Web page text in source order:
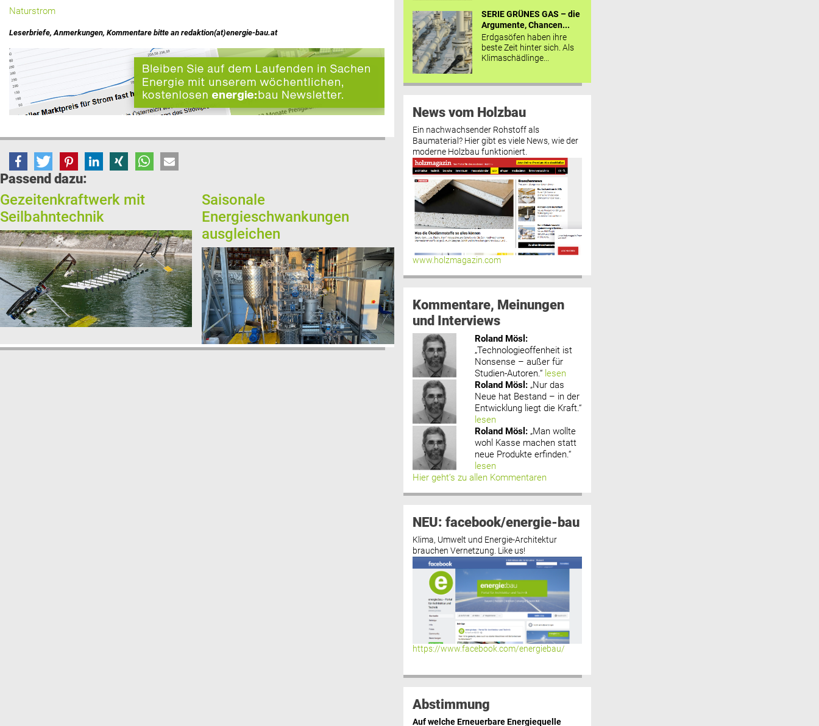
Naturstrom
Leserbriefe, Anmerkungen, Kommentare bitte an redaktion(at)energie-bau.at
Passend dazu:
Gezeitenkraftwerk mit
Seilbahntechnik
Saisonale
Energieschwankungen
ausgleichen
SERIE GRÜNES GAS – die
Argumente, Chancen...
Erdgasöfen haben ihre
beste Zeit hinter sich. Als
Klimaschädlinge...
News vom Holzbau
Ein nachwachsender Rohstoff als
Baumaterial? Hier gibt es viele News, wie der
moderne Holzbau funktioniert.
www.holzmagazin.com
Kommentare, Meinungen
und Interviews
Roland Mösl :
„Technologieoffenheit ist
Nonsense – außer für
Studien-Autoren.“ lesen
Roland Mösl : „Nur das
Neue hat Bestand – in der
Entwicklung liegt die Kraft.“
lesen
Roland Mösl : „Man wollte
wohl Kasse machen statt
neue Produkte erfinden.“
lesen
Hier geht’s zu allen Kommentaren
NEU: facebook/energie-bau
Klima, Umwelt und Energie-Architektur
brauchen Vernetzung. Like us!
https://www.facebook.com/energiebau/
Abstimmung
Auf welche Erneuerbare Energiequelle